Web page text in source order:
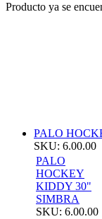
Producto ya se
PALO
SKU: 6.00.00
PALO
HOCKEY
KIDDY 30"
SIMBRA
SKU: 6.00.00